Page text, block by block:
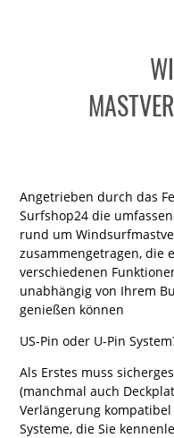
Angetrieben durch das
Surfshop24 die
rund um
zusammengetragen, die
verschiedenen
unabhängig von Ihrem
genießen können
US-Pin oder U-Pin
Als Erstes muss
(manchmal auch
Verlängerung
Systeme, die Sie